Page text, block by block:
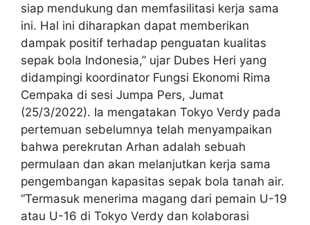
siap mendukung dan memfasilitasi kerja sama
ini. Hal ini diharapkan dapat memberikan
dampak positif terhadap penguatan kualitas
sepak bola Indonesia,” ujar Dubes Heri yang
didampingi koordinator Fungsi Ekonomi Rima
Cempaka di sesi Jumpa Pers, Jumat
(25/3/2022). Ia mengatakan Tokyo Verdy pada
pertemuan sebelumnya telah menyampaikan
bahwa perekrutan Arhan adalah sebuah
permulaan dan akan melanjutkan kerja sama
pengembangan kapasitas sepak bola tanah air.
“Termasuk menerima magang dari pemain U-19
atau U-16 di Tokyo Verdy dan kolaborasi